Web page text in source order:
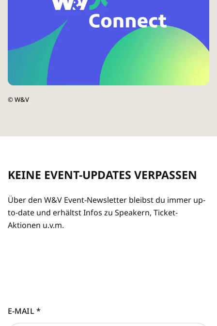
©W&V
KEINE EVENT-UPDATES VERPASSEN
Über den W&V Event-Newsletter bleibst du immer up-
to-date und erhältst Infos zu Speakern, Ticket-
Aktionen u.v.m.
E-MAIL*